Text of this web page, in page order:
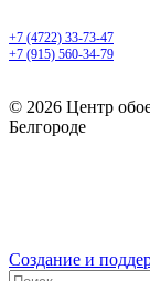
+7 (4722) 33-73-47
+7 (915) 560-34-79
© 2026 Центр
Белгороде
Создание и